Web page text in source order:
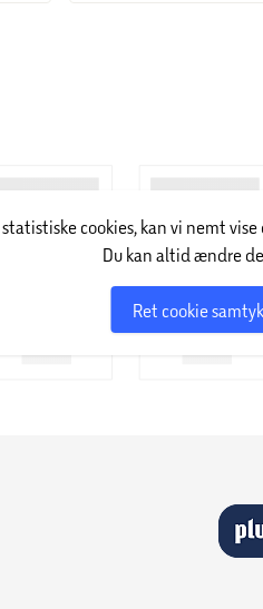
cookies, kan vi nemt
Du kan altid ændre
Ret cookie